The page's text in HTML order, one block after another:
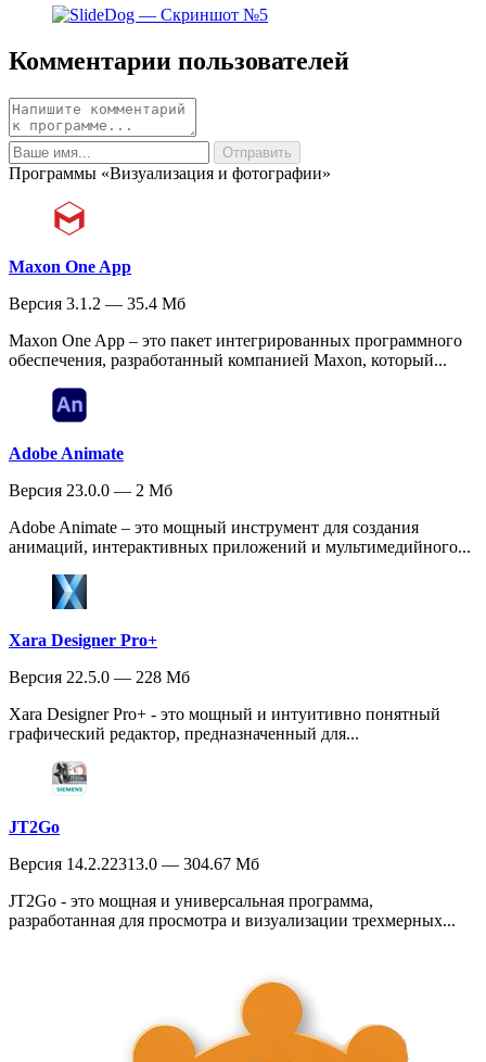
Комментарии пользователей
Программы «Визуализация и фотографии»
Maxon One App
Версия 3.1.2 — 35.4 Мб
Maxon One App – это пакет интегрированных программного
обеспечения, разработанный компанией Maxon, который...
Adobe Animate
Версия 23.0.0 — 2 Мб
Adobe Animate – это мощный инструмент для создания
анимаций, интерактивных приложений и мультимедийного...
Xara Designer Pro+
Версия 22.5.0 — 228 Мб
Xara Designer Pro+ - это мощный и интуитивно понятный
графический редактор, предназначенный для...
JT2Go
Версия 14.2.22313.0 — 304.67 Мб
JT2Go - это мощная и универсальная программа,
разработанная для просмотра и визуализации трехмерных...